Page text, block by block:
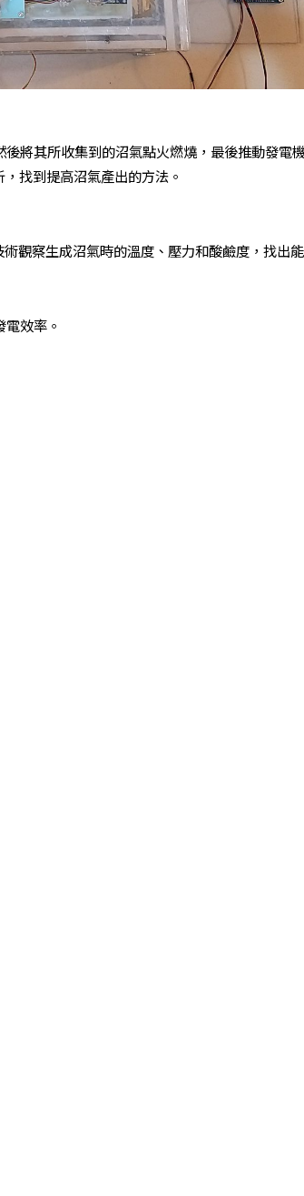
將其所收集到的沼氣點火燃燒，最後推動發電
找到提高沼氣產出的方法。
觀察生成沼氣時的溫度、壓力和酸鹼度，找出
效率。